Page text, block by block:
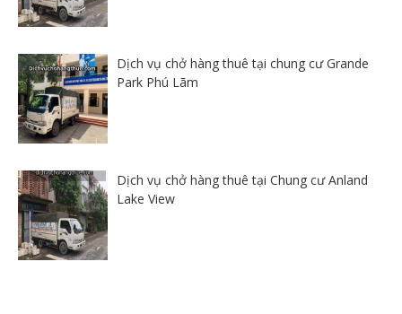
Dịch vụ chở hàng thuê tại chung cư Grande
Park Phú Lãm
Dịch vụ chở hàng thuê tại Chung cư Anland
Lake View